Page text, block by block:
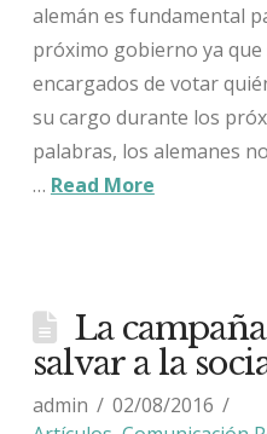
alemán es fundamental
próximo gobierno ya
encargados de votar
su cargo durante los
palabras, los alemanes
… Read More
La
salvar a la
admin
02/08/2016